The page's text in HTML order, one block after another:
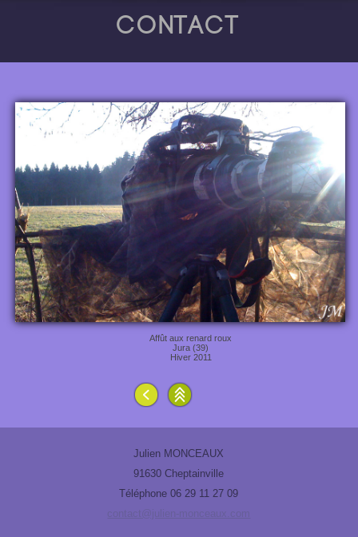
Contact
Affût aux renard roux
Jura (39)
Hiver 2011
Julien MONCEAUX
91630 Cheptainville
Téléphone 06 29 11 27 09
contact@julien-monceaux.com